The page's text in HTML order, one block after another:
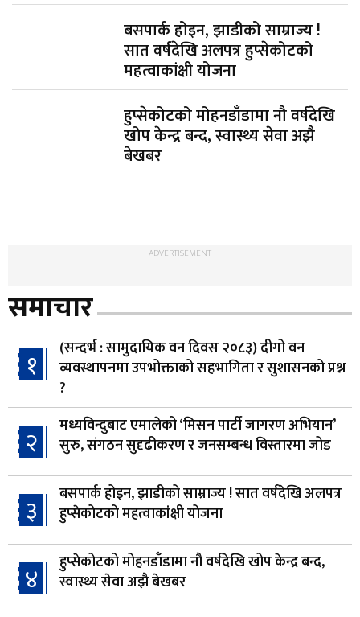
बसपार्क होइन, झाडीको साम्राज्य !
सात वर्षदेखि अलपत्र हुप्सेकोटको
महत्वाकांक्षी योजना
हुप्सेकोटको मोहनडाँडामा नौ वर्षदेखि
खोप केन्द्र बन्द, स्वास्थ्य सेवा अझै
बेखबर
ADVERTISEMENT
समाचार
१
(सन्दर्भ : सामुदायिक वन दिवस २०८३) दीगो वन
व्यवस्थापनमा उपभोक्ताको सहभागिता र सुशासनको प्रश्न
?
२
मध्यविन्दुबाट एमालेको ‘मिसन पार्टी जागरण अभियान’
सुरु, संगठन सुदृढीकरण र जनसम्बन्ध विस्तारमा जोड
३
बसपार्क होइन, झाडीको साम्राज्य ! सात वर्षदेखि अलपत्र
हुप्सेकोटको महत्वाकांक्षी योजना
४
हुप्सेकोटको मोहनडाँडामा नौ वर्षदेखि खोप केन्द्र बन्द,
स्वास्थ्य सेवा अझै बेखबर